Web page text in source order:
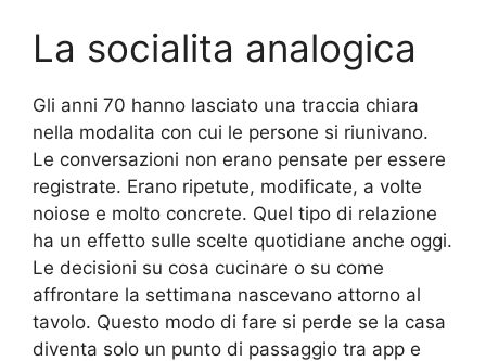
La socialita analogica
Gli anni 70 hanno lasciato una traccia chiara
nella modalita con cui le persone si riunivano.
Le conversazioni non erano pensate per essere
registrate. Erano ripetute, modificate, a volte
noiose e molto concrete. Quel tipo di relazione
ha un effetto sulle scelte quotidiane anche oggi.
Le decisioni su cosa cucinare o su come
affrontare la settimana nascevano attorno al
tavolo. Questo modo di fare si perde se la casa
diventa solo un punto di passaggio tra app e